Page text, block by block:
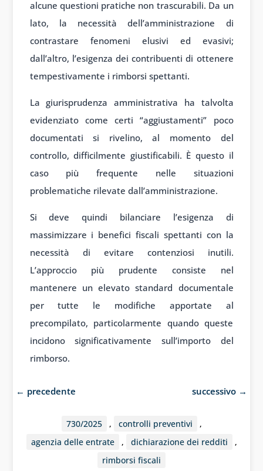
alcune questioni pratiche non trascurabili. Da un
lato, la necessità dell’amministrazione di
contrastare fenomeni elusivi ed evasivi;
dall’altro, l’esigenza dei contribuenti di ottenere
tempestivamente i rimborsi spettanti.
La giurisprudenza amministrativa ha talvolta
evidenziato come certi “aggiustamenti” poco
documentati si rivelino, al momento del
controllo, difficilmente giustificabili. È questo il
caso più frequente nelle situazioni
problematiche rilevate dall’amministrazione.
Si deve quindi bilanciare l’esigenza di
massimizzare i benefici fiscali spettanti con la
necessità di evitare contenziosi inutili.
L’approccio più prudente consiste nel
mantenere un elevato standard documentale
per tutte le modifiche apportate al
precompilato, particolarmente quando queste
incidono significativamente sull’importo del
rimborso.
← precedente successivo →
730/2025 , controlli preventivi
,
agenzia delle entrate
, dichiarazione dei redditi
,
rimborsi fiscali